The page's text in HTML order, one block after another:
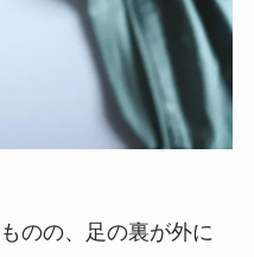
のの、足の裏が外に